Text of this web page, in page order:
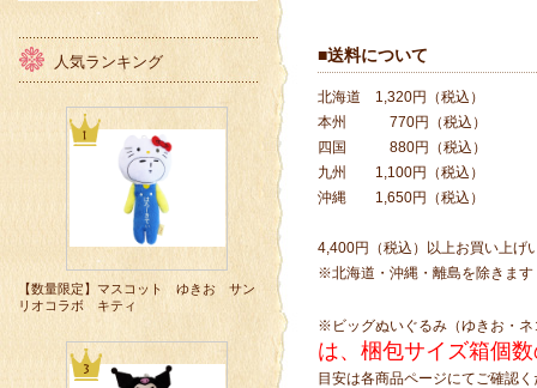
■送料について
北海道 1,320円（税込）
本州 770円（税込）
四国 880円（税込）
九州 1,100円（税込）
沖縄 1,650円（税込）
4,400円（税込）以上お買い上げ
※北海道・沖縄・離島を除きます
※ビッグぬいぐるみ（ゆきお・
は、梱包サイズ箱個
目安は各商品ページにてご確認
人気ランキング
【数量限定】マスコット ゆきお サン
リオコラボ キティ